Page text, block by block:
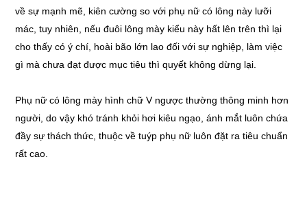
về sự mạnh mẽ, kiên cường so với phụ nữ có lông này lưỡi
mác, tuy nhiên, nếu đuôi lông mày kiểu này hất lên trên thì lại
cho thấy có ý chí, hoài bão lớn lao đối với sự nghiệp, làm việc
gì mà chưa đạt được mục tiêu thì quyết không dừng lại.
Phụ nữ có lông mày hình chữ V ngược thường thông minh hơn
người, do vậy khó tránh khỏi hơi kiêu ngạo, ánh mắt luôn chứa
đầy sự thách thức, thuộc về tuýp phụ nữ luôn đặt ra tiêu chuẩn
rất cao.